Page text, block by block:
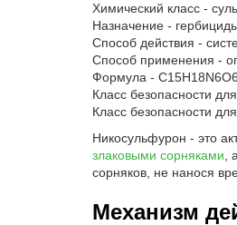
Химический класс -
Назначение -
Способ действия -
Способ применения -
Формула -
Класс безопасности
Класс безопасности
Никосульфурон - это
злаковыми сорняками
сорняков, не нанося
Механизм